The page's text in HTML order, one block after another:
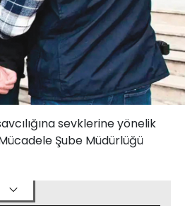
sevklerine yönelik
Şube Müdürlüğü